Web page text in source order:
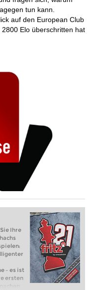
tun kann.
auf den European Club
Elo überschritten hat
Ihre
– es ist
ersten